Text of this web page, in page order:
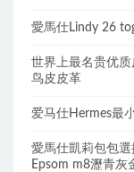
愛馬仕Lindy 26
世界上最名贵优
鸟皮皮革
爱马仕Hermes最
愛馬仕凱莉包包
Epsom m8瀝青灰